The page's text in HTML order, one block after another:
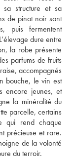
sa structure et sa
de pinot noir sont
puis fermentent
dure entre
la robe présente
parfums de fruits
accompagnés
bouche, le vin est
encore jeunes, et
la minéralité du
parcelle, certains
qui rend chaque
précieuse et rare.
de la volonté
du terroir.